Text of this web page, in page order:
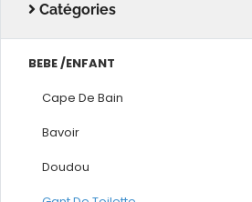
Catégories
BEBE /ENFANT
Cape De Bain
Bavoir
Doudou